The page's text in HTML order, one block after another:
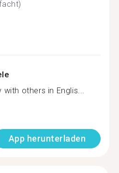
others in Englis...
App herunterladen